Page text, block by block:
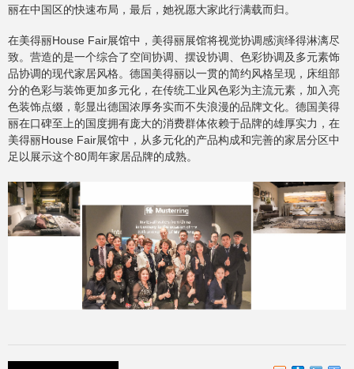
丽在中国区的快速布局，最后，她祝愿大家此行满载而归。
在美得丽House Fair展馆中，美得丽展馆将视觉协调感演绎得淋漓尽
致。营造的是一个综合了空间协调、摆设协调、色彩协调及多元素饰
品协调的现代家居风格。德国美得丽以一贯的简约风格呈现，床组部
分的色彩与装饰更加多元化，在传统工业风色彩为主流元素，加入亮
色装饰点缀，彰显出德国浓厚务实而不失浪漫的品牌文化。 德国美得
丽在口碑至上的国度拥有庞大的消费群体依赖于品牌的雄厚实力，在
美得丽House Fair展馆中，从多元化的产品构成和完善的家居分区中
足以展示这个80周年家居品牌的成熟。